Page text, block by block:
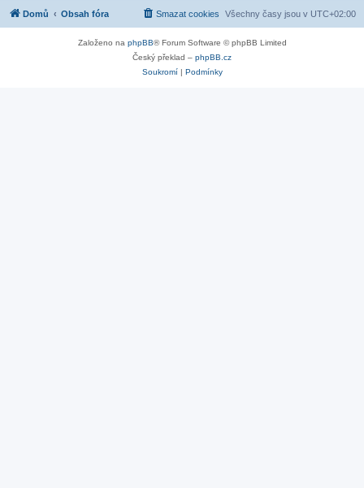
Domů Obsah fóra Všechny časy jsou v UTC+02:00
Smazat cookies
Založeno na phpBB® Forum Software © phpBB Limited
Český překlad – phpBB.cz
Soukromí| Podmínky